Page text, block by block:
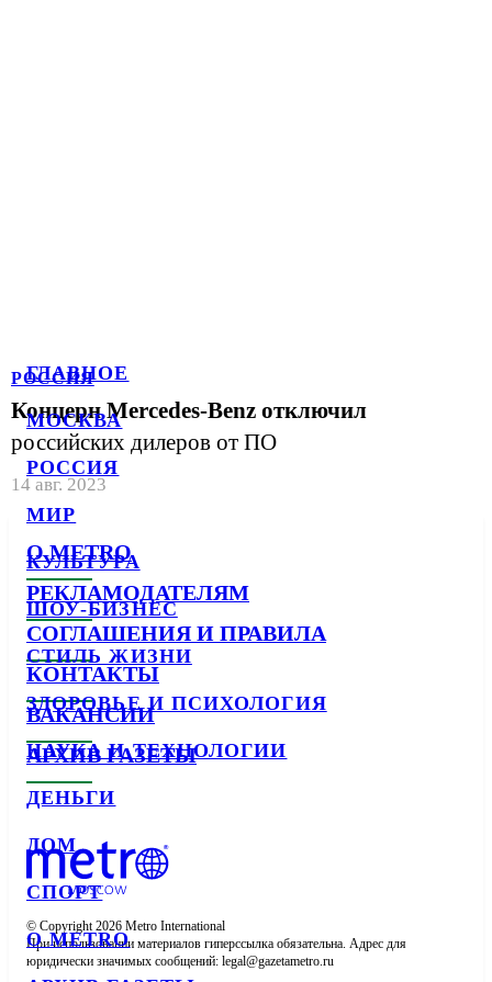
ГЛАВНОЕ
МОСКВА
РОССИЯ
МИР
КУЛЬТУРА
ШОУ-БИЗНЕС
СТИЛЬ ЖИЗНИ
ЗДОРОВЬЕ И ПСИХОЛОГИЯ
НАУКА И ТЕХНОЛОГИИ
ДЕНЬГИ
ДОМ
СПОРТ
О METRO
РОССИЯ
Концерн Mercedes-Benz отключил
российских дилеров от ПО
14 авг. 2023
О METRO
РЕКЛАМОДАТЕЛЯМ
СОГЛАШЕНИЯ И ПРАВИЛА
КОНТАКТЫ
ВАКАНСИИ
АРХИВ ГАЗЕТЫ
© Copyright 2026 Metro International
При использовании материалов гиперссылка обязательна. Адрес для
юридически значимых сообщений: